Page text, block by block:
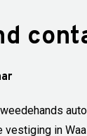
vestiging in